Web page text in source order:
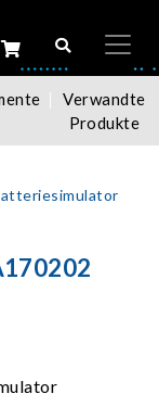
Verwandte
Produkte